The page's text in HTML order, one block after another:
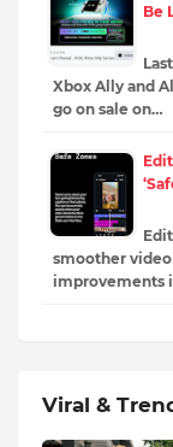
Be
Xbox Ally and
go on sale on…
smoother
improvements
Viral &